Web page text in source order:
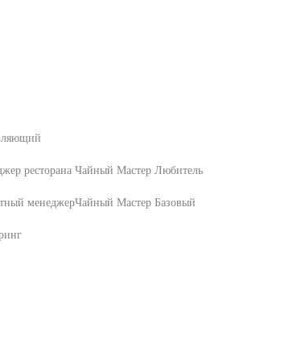
ресторана
менеджер
Чайный Мастер Любитель
Чайный Мастер Базовый